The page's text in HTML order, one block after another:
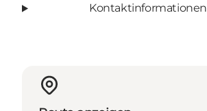
Kontaktinformationen